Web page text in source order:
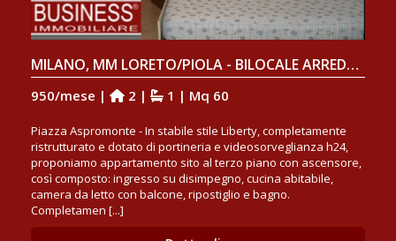
MILANO, MM LORETO/PIOLA - BILOCALE ARREDATO CON BALCONE
950/mese | 2 | 1 | Mq 60
Piazza Aspromonte - In stabile stile Liberty, completamente
ristrutturato e dotato di portineria e videosorveglianza h24,
proponiamo appartamento sito al terzo piano con ascensore,
così composto: ingresso su disimpegno, cucina abitabile,
camera da letto con balcone, ripostiglio e bagno.
Completamen [...]